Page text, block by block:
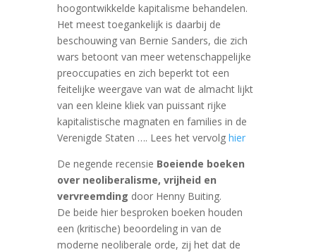
hoogontwikkelde kapitalisme behandelen.
Het meest toegankelijk is daarbij de
beschouwing van Bernie Sanders, die zich
wars betoont van meer wetenschappelijke
preoccupaties en zich beperkt tot een
feitelijke weergave van wat de almacht lijkt
van een kleine kliek van puissant rijke
kapitalistische magnaten en families in de
Verenigde Staten …. Lees het vervolg hier
De negende recensie Boeiende boeken
over neoliberalisme, vrijheid en
vervreemding door Henny Buiting.
De beide hier besproken boeken houden
een (kritische) beoordeling in van de
moderne neoliberale orde, zij het dat de